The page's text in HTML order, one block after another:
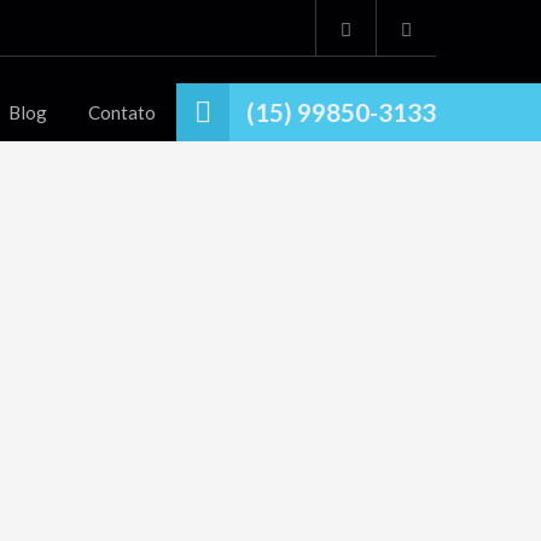
(15) 99850-3133
Blog Contato